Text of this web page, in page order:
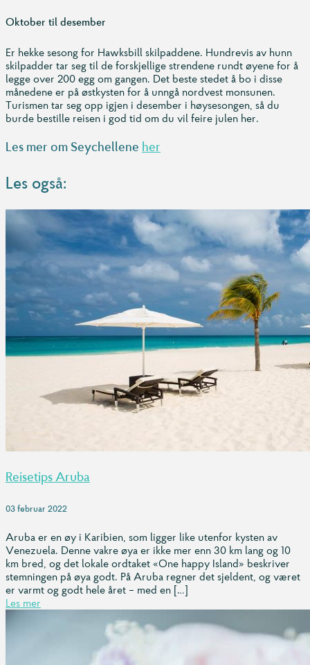
Oktober til desember
Er hekke sesong for Hawksbill skilpaddene. Hundrevis av hunn
skilpadder tar seg til de forskjellige strendene rundt øyene for å
legge over 200 egg om gangen. Det beste stedet å bo i disse
månedene er på østkysten for å unngå nordvest monsunen.
Turismen tar seg opp igjen i desember i høysesongen, så du
burde bestille reisen i god tid om du vil feire julen her.
Les mer om Seychellene her
Les også:
Reisetips Aruba
03 februar 2022
Aruba er en øy i Karibien, som ligger like utenfor kysten av
Venezuela. Denne vakre øya er ikke mer enn 30 km lang og 10
km bred, og det lokale ordtaket «One happy Island» beskriver
stemningen på øya godt. På Aruba regner det sjeldent, og været
er varmt og godt hele året – med en […]
Les mer